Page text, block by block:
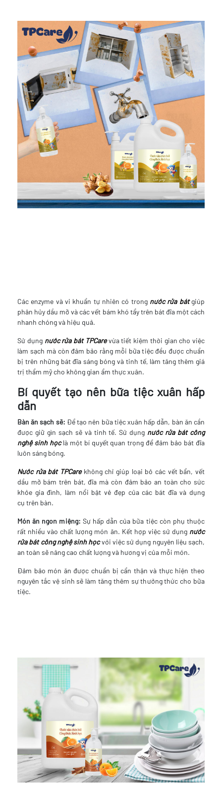
Các enzyme và vi khuẩn tự nhiên có trong nước rửa bátgiúp
phân hủy dầu mỡ và các vết bám khó tẩy trên bát đĩa một cách
nhanh chóng và hiệu quả.
Sử dụng nước rửa bát TPCare vừa tiết kiệm thời gian cho việc
làm sạch mà còn đảm bảo rằng mỗi bữa tiệc đều được chuẩn
bị trên những bát đĩa sáng bóng và tinh tế, làm tăng thêm giá
trị thẩm mỹ cho không gian ẩm thực xuân.
Bí quyết tạo nên bữa tiệc xuân hấp
dẫn
Bàn ăn sạch sẽ: Để tạo nên bữa tiệc xuân hấp dẫn, bàn ăn cần
được giữ gìn sạch sẽ và tinh tế. Sử dụng nước rửa bát công
nghệ sinh họclà một bí quyết quan trọng để đảm bảo bát đĩa
luôn sáng bóng.
Nước rửa bát TPCarekhông chỉ giúp loại bỏ các vết bẩn, vết
dầu mỡ bám trên bát, đĩa mà còn đảm bảo an toàn cho sức
khỏe gia đình, làm nổi bật vẻ đẹp của các bát đĩa và dụng
cụ trên bàn.
Món ăn ngon miệng: Sự hấp dẫn của bữa tiệc còn phụ thuộc
rất nhiều vào chất lượng món ăn. Kết hợp việc sử dụng nước
rửa bát công nghệ sinh học với việc sử dụng nguyên liệu sạch,
an toàn sẽ nâng cao chất lượng và hương vị của mỗi món.
Đảm bảo món ăn được chuẩn bị cẩn thận và thực hiện theo
nguyên tắc vệ sinh sẽ làm tăng thêm sự thưởng thức cho bữa
tiệc.